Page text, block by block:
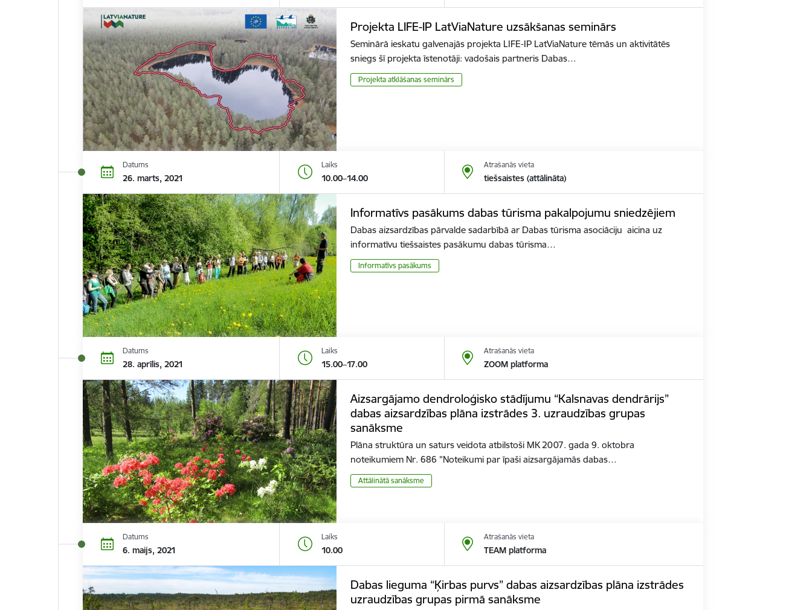
Projekta LIFE-IP LatViaNature uzsākšanas seminārs
Seminārā ieskatu galvenajās projekta LIFE-IP LatViaNature tēmās un aktivitātēs
sniegs šī projekta īstenotāji: vadošais partneris Dabas…
Projekta atklāšanas seminārs
Datums
26. marts, 2021
Laiks
10.00–14.00
Atrašanās vieta
tiešsaistes (attālināta)
Informatīvs pasākums dabas tūrisma pakalpojumu sniedzējiem
Dabas aizsardzības pārvalde sadarbībā ar Dabas tūrisma asociāciju aicina uz
informatīvu tiešsaistes pasākumu dabas tūrisma…
Informatīvs pasākums
Datums
28. aprīlis, 2021
Laiks
15.00–17.00
Atrašanās vieta
ZOOM platforma
Aizsargājamo dendroloģisko stādījumu “Kalsnavas dendrārijs”
dabas aizsardzības plāna izstrādes 3. uzraudzības grupas
sanāksme
Plāna struktūra un saturs veidota atbilstoši MK 2007. gada 9. oktobra
noteikumiem Nr. 686 "Noteikumi par īpaši aizsargājamās dabas…
Attālinātā sanāksme
Datums
6. maijs, 2021
Laiks
10.00
Atrašanās vieta
TEAM platforma
Dabas lieguma “Ķirbas purvs” dabas aizsardzības plāna izstrādes
uzraudzības grupas pirmā sanāksme